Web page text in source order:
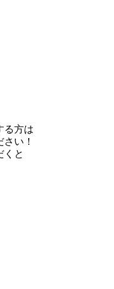
る方は
い！
くと